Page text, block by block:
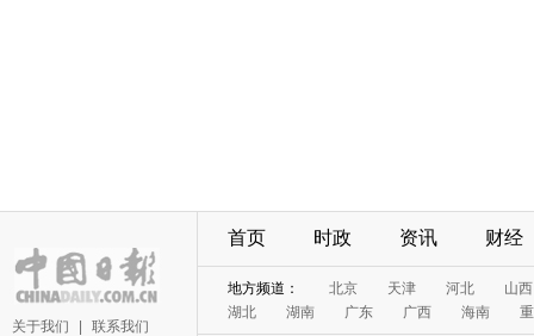
关于我们 联系我们
首页 时政 资讯 财经
地方频道： 北京 天津 河北
山西
湖北
湖南 广东 广西 海南